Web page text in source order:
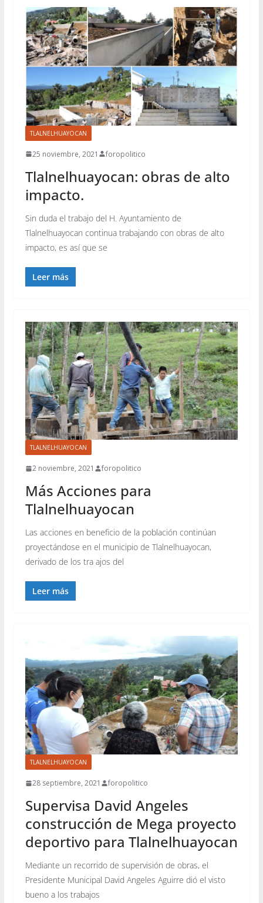
TLALNELHUAYOCAN
25 noviembre, 2021 foropolitico
Tlalnelhuayocan: obras de alto
impacto.
Sin duda el trabajo del H. Ayuntamiento de
Tlalnelhuayocan continua trabajando con obras de alto
impacto, es así que se
Leer más
TLALNELHUAYOCAN
2 noviembre, 2021 foropolitico
Más Acciones para
Tlalnelhuayocan
Las acciones en beneficio de la población continúan
proyectándose en el municipio de Tlalnelhuayocan,
derivado de los tra ajos del
Leer más
TLALNELHUAYOCAN
28 septiembre, 2021 foropolitico
Supervisa David Angeles
construcción de Mega proyecto
deportivo para Tlalnelhuayocan
Mediante un recorrido de supervisión de obras, el
Presidente Municipal David Angeles Aguirre dió el visto
bueno a los trabajos